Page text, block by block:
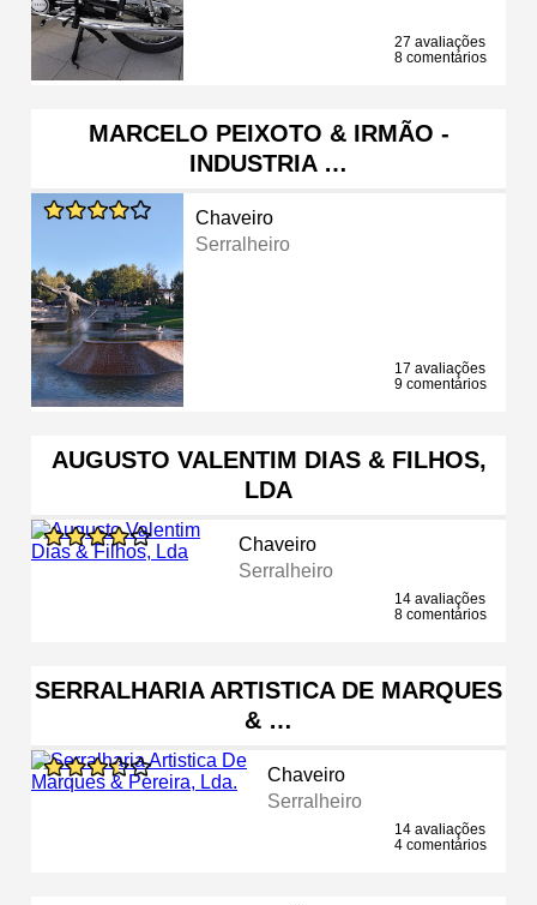
27 avaliações
8 comentários
MARCELO PEIXOTO & IRMÃO -
INDUSTRIA …
Chaveiro
Serralheiro
17 avaliações
9 comentários
AUGUSTO VALENTIM DIAS & FILHOS,
LDA
Chaveiro
Serralheiro
14 avaliações
8 comentários
SERRALHARIA ARTISTICA DE MARQUES
& …
Chaveiro
Serralheiro
14 avaliações
4 comentários